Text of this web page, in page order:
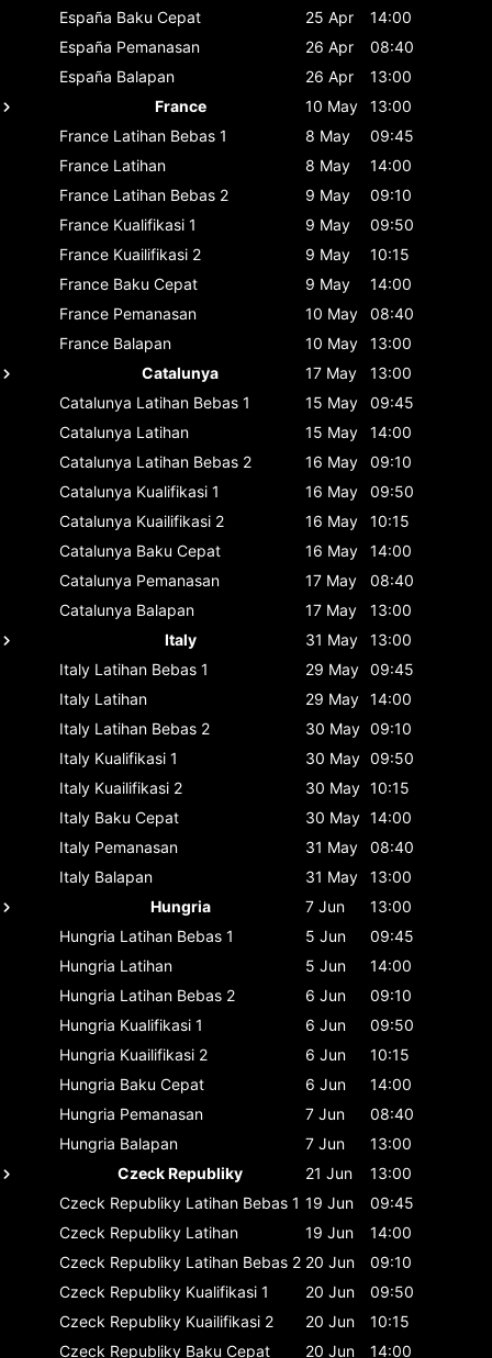
España Baku Cepat 25 Apr
14:00
España Pemanasan 26 Apr
08:40
España Balapan 26 Apr
13:00
France
10 May
13:00
France Latihan Bebas 1 8 May
09:45
France Latihan 8 May
14:00
France Latihan Bebas 2 9 May
09:10
France Kualifikasi 1 9 May
09:50
France Kuailifikasi 2 9 May
10:15
France Baku Cepat 9 May
14:00
France Pemanasan 10 May
08:40
France Balapan 10 May
13:00
Catalunya
17 May
13:00
Catalunya Latihan Bebas 1 15 May
09:45
Catalunya Latihan 15 May
14:00
Catalunya Latihan Bebas 2 16 May
09:10
Catalunya Kualifikasi 1 16 May
09:50
Catalunya Kuailifikasi 2 16 May
10:15
Catalunya Baku Cepat 16 May
14:00
Catalunya Pemanasan 17 May
08:40
Catalunya Balapan 17 May
13:00
Italy
31 May
13:00
Italy Latihan Bebas 1 29 May 09:45
Italy Latihan 29 May 14:00
Italy Latihan Bebas 2 30 May 09:10
Italy Kualifikasi 1 30 May 09:50
Italy Kuailifikasi 2 30 May 10:15
Italy Baku Cepat 30 May 14:00
Italy Pemanasan 31 May
08:40
Italy Balapan 31 May
13:00
Hungria
7 Jun
13:00
Hungria Latihan Bebas 1 5 Jun
09:45
Hungria Latihan 5 Jun
14:00
Hungria Latihan Bebas 2 6 Jun
09:10
Hungria Kualifikasi 1 6 Jun
09:50
Hungria Kuailifikasi 2 6 Jun
10:15
Hungria Baku Cepat 6 Jun
14:00
Hungria Pemanasan 7 Jun
08:40
Hungria Balapan 7 Jun
13:00
Czeck Republiky
21 Jun
13:00
Czeck Republiky Latihan Bebas 1 19 Jun
09:45
Czeck Republiky Latihan 19 Jun
14:00
Czeck Republiky Latihan Bebas 2 20 Jun
09:10
Czeck Republiky Kualifikasi 1 20 Jun
09:50
Czeck Republiky Kuailifikasi 2 20 Jun
10:15
Czeck Republiky Baku Cepat 20 Jun 14:00